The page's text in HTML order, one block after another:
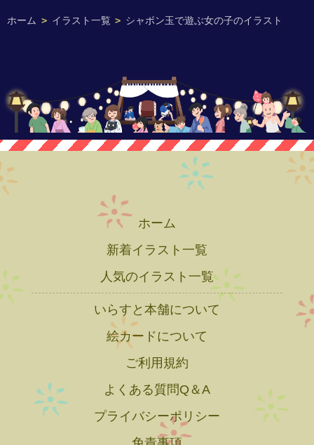
ホーム > イラスト一覧 > シャボン玉で遊ぶ女の子のイラスト
ホーム
新着イラスト一覧
人気のイラスト一覧
いらすと本舗について
絵カードについて
ご利用規約
よくある質問Q＆A
プライバシーポリシー